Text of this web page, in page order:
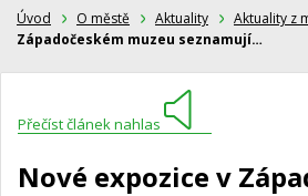
Úvod O městě Aktuality Aktuality z
Západočeském muzeu seznamují…
Přečíst článek nahlas
Nové expozice v